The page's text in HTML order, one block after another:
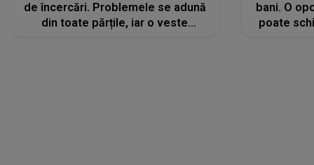
de încercări. Problemele se adună
din toate părțile, iar o veste
bani. O
poate